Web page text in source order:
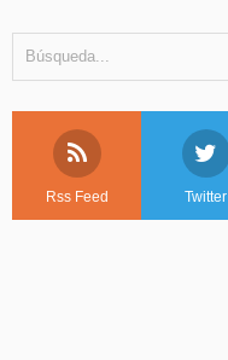
Rss Feed Twitter